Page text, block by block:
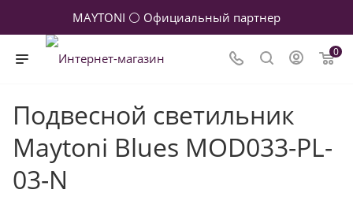
MAYTONI ⚪ Официальный партнер
0
Подвесной светильник
Maytoni Blues MOD033-PL-
03-N